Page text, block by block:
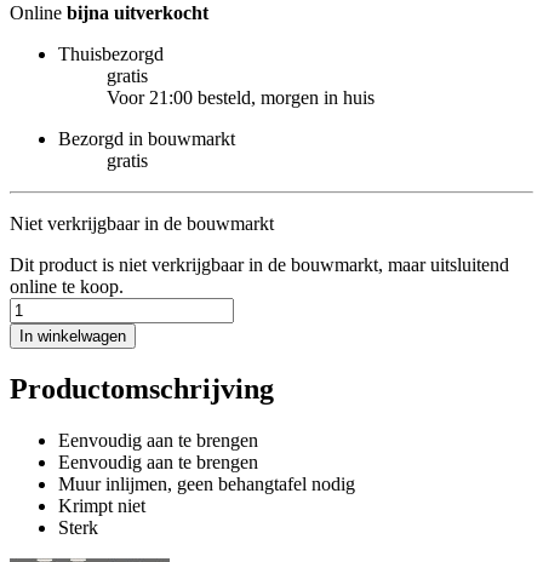
Online bijna uitverkocht
Thuisbezorgd
gratis
Voor 21:00 besteld, morgen in huis
Bezorgd in bouwmarkt
gratis
Niet verkrijgbaar in de bouwmarkt
Dit product is niet verkrijgbaar in de bouwmarkt, maar uitsluitend
online te koop.
In winkelwagen
Productomschrijving
Eenvoudig aan te brengen
Eenvoudig aan te brengen
Muur inlijmen, geen behangtafel nodig
Krimpt niet
Sterk